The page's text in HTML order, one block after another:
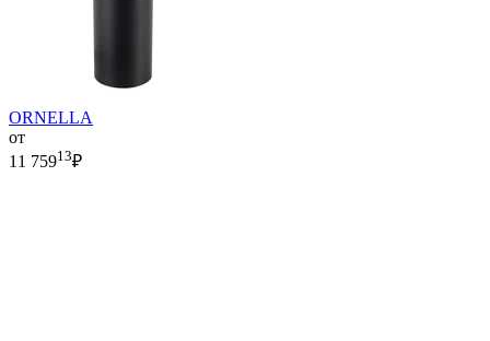
ORNELLA
от
11 75913₽